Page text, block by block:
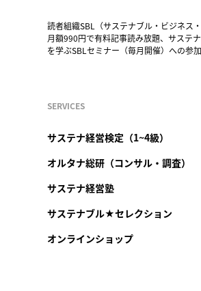
読者組織SBL（サステナブル・ビジネス・
月額990円で有料記事読み放題、サステ
を学ぶSBLセミナー（毎月開催）への参
SERVICES
サステナ経営検定（1~4級）
オルタナ総研（コンサル・調査）
サステナ経営塾
サステナブル★セレクション
オンラインショップ